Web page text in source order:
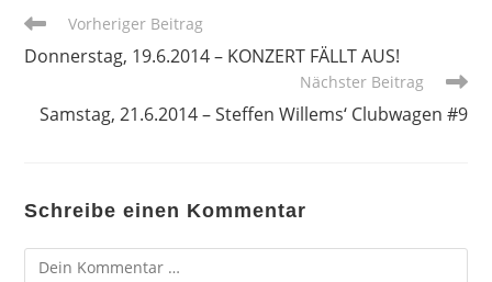
Weitere
ansehen
Vorheriger Beitrag
Donnerstag, 19.6.2014 – KONZERT FÄLLT AUS!
Nächster Beitrag
Samstag, 21.6.2014 – Steffen Willems‘ Clubwagen #9
Schreibe einen Kommentar
Kommentar